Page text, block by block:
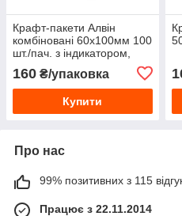
Крафт-пакети Алвін
комбіновані 60х100мм 100
шт./пач. з індикатором,
160 ₴/упаковка
Купити
Про нас
99% позитивних з 115
Працює з 22.11.2014